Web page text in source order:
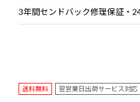
送料無料 翌営業日出荷サービス対応